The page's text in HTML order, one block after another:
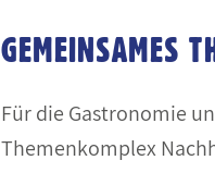
GEMEINSAMES
Für die Gastronomie
Themenkomplex